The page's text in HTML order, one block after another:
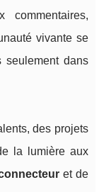
commentaires,
vivante se
seulement dans
des projets
la lumière aux
et de